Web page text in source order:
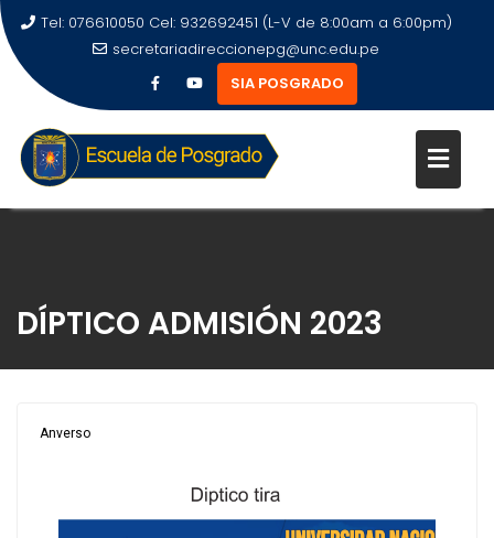
Tel: 076610050 Cel: 932692451 (L-V de 8:00am a 6:00pm)
secretariadireccionepg@unc.edu.pe
SIA POSGRADO
DÍPTICO ADMISIÓN 2023
Anverso